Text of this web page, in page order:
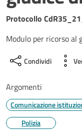
Dettagli del
Protocollo
Modulo per ricorso al
Condividi
Argomenti
Comunicazione
Polizia